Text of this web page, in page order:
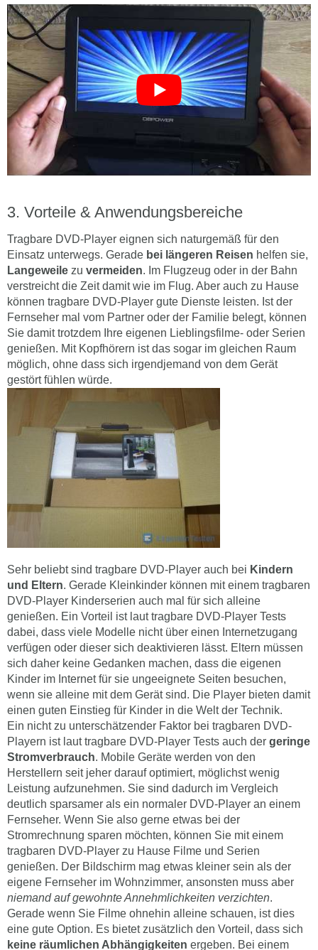
Vorteile & Anwendungsbereiche
Tragbare DVD-Player eignen sich naturgemäß für den
Einsatz unterwegs. Gerade bei längeren Reisen helfen sie,
Langeweile zu vermeiden. Im Flugzeug oder in der Bahn
verstreicht die Zeit damit wie im Flug. Aber auch zu Hause
können tragbare DVD-Player gute Dienste leisten. Ist der
Fernseher mal vom Partner oder der Familie belegt, können
Sie damit trotzdem Ihre eigenen Lieblingsfilme- oder Serien
genießen. Mit Kopfhörern ist das sogar im gleichen Raum
möglich, ohne dass sich irgendjemand von dem Gerät
gestört fühlen würde.
Sehr beliebt sind tragbare DVD-Player auch bei Kindern
und Eltern. Gerade Kleinkinder können mit einem tragbaren
DVD-Player Kinderserien auch mal für sich alleine
genießen. Ein Vorteil ist laut tragbare DVD-Player Tests
dabei, dass viele Modelle nicht über einen Internetzugang
verfügen oder dieser sich deaktivieren lässt. Eltern müssen
sich daher keine Gedanken machen, dass die eigenen
Kinder im Internet für sie ungeeignete Seiten besuchen,
wenn sie alleine mit dem Gerät sind. Die Player bieten damit
einen guten Einstieg für Kinder in die Welt der Technik.
Ein nicht zu unterschätzender Faktor bei tragbaren DVD-
Playern ist laut tragbare DVD-Player Tests auch der geringe
Stromverbrauch. Mobile Geräte werden von den
Herstellern seit jeher darauf optimiert, möglichst wenig
Leistung aufzunehmen. Sie sind dadurch im Vergleich
deutlich sparsamer als ein normaler DVD-Player an einem
Fernseher. Wenn Sie also gerne etwas bei der
Stromrechnung sparen möchten, können Sie mit einem
tragbaren DVD-Player zu Hause Filme und Serien
genießen. Der Bildschirm mag etwas kleiner sein als der
eigene Fernseher im Wohnzimmer, ansonsten muss aber
niemand auf gewohnte Annehmlichkeiten verzichten.
Gerade wenn Sie Filme ohnehin alleine schauen, ist dies
eine gute Option. Es bietet zusätzlich den Vorteil, dass sich
keine räumlichen Abhängigkeiten ergeben. Bei einem